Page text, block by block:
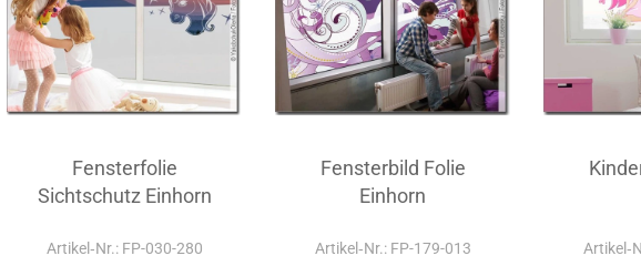
Fensterfolie
Sichtschutz Einhorn
Artikel‑Nr.: FP-030-280
Fensterbild Folie
Einhorn
Artikel‑Nr.: FP-179-013